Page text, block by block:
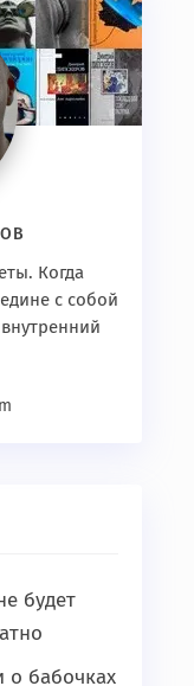
Когда
с собой
будет
о бабочках